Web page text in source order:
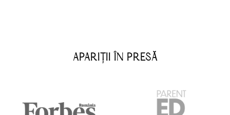
APARIȚII ÎN PRESĂ